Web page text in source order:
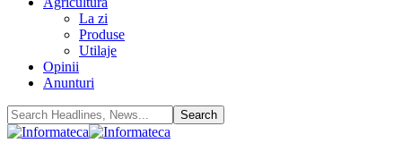
La zi
Produse
Utilaje
Opinii
Anunturi